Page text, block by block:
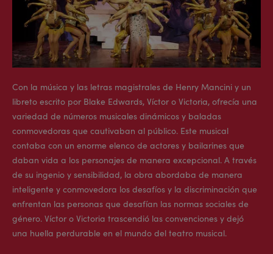
Con la música y las letras magistrales de Henry Mancini y un
libreto escrito por Blake Edwards, Víctor o Victoria, ofrecía una
variedad de números musicales dinámicos y baladas
conmovedoras que cautivaban al público. Este musical
contaba con un enorme elenco de actores y bailarines que
daban vida a los personajes de manera excepcional. A través
de su ingenio y sensibilidad, la obra abordaba de manera
inteligente y conmovedora los desafíos y la discriminación que
enfrentan las personas que desafían las normas sociales de
género. Víctor o Victoria trascendió las convenciones y dejó
una huella perdurable en el mundo del teatro musical.